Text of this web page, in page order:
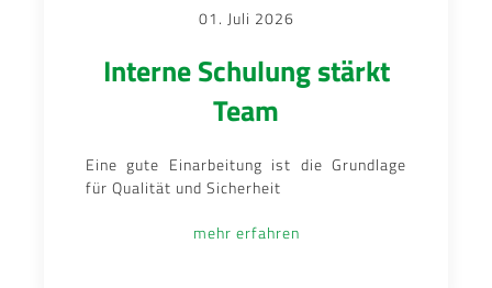
01. Juli 2026
Interne Schulung stärkt
Team
Eine gute Einarbeitung ist die Grundlage
für Qualität und Sicherheit
mehr erfahren